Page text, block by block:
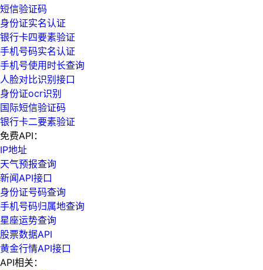
短信验证码
身份证实名认证
银行卡四要素验证
手机号码实名认证
手机号使用时长查询
人脸对比识别接口
身份证ocr识别
国际短信验证码
银行卡二要素验证
免费API：
IP地址
天气预报查询
新闻API接口
身份证号码查询
手机号码归属地查询
星座运势查询
股票数据API
黄金行情API接口
API相关：